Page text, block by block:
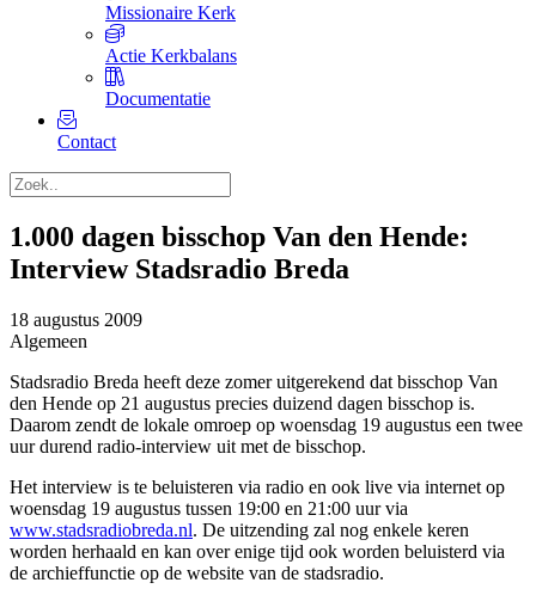
Missionaire Kerk
Actie Kerkbalans
Documentatie
Contact
1.000 dagen bisschop Van den Hende:
Interview Stadsradio Breda
18 augustus 2009
Algemeen
Stadsradio Breda heeft deze zomer uitgerekend dat bisschop Van
den Hende op 21 augustus precies duizend dagen bisschop is.
Daarom zendt de lokale omroep op woensdag 19 augustus een twee
uur durend radio-interview uit met de bisschop.
Het interview is te beluisteren via radio en ook live via internet op
woensdag 19 augustus tussen 19:00 en 21:00 uur via
www.stadsradiobreda.nl. De uitzending zal nog enkele keren
worden herhaald en kan over enige tijd ook worden beluisterd via
de archieffunctie op de website van de stadsradio.